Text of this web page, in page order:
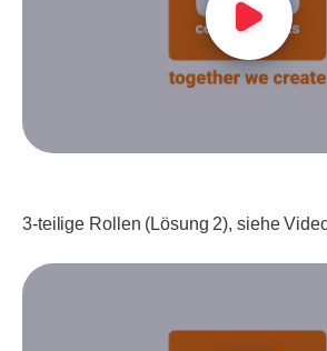
3-teilige Rollen (Lösung 2), siehe